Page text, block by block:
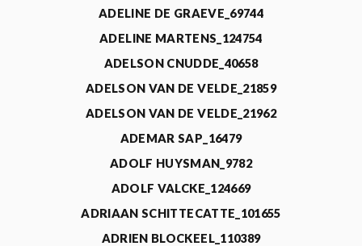
ADELINE DE GRAEVE_69744
ADELINE MARTENS_124754
ADELSON CNUDDE_40658
ADELSON VAN DE VELDE_21859
ADELSON VAN DE VELDE_21962
ADEMAR SAP_16479
ADOLF HUYSMAN_9782
ADOLF VALCKE_124669
ADRIAAN SCHITTECATTE_101655
ADRIEN BLOCKEEL_110389